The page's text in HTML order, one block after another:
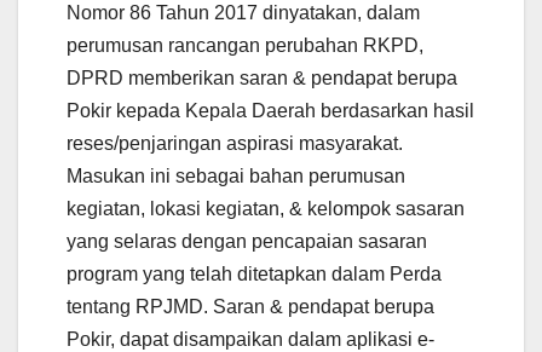
Nomor 86 Tahun 2017 dinyatakan, dalam
perumusan rancangan perubahan RKPD,
DPRD memberikan saran & pendapat berupa
Pokir kepada Kepala Daerah berdasarkan hasil
reses/penjaringan aspirasi masyarakat.
Masukan ini sebagai bahan perumusan
kegiatan, lokasi kegiatan, & kelompok sasaran
yang selaras dengan pencapaian sasaran
program yang telah ditetapkan dalam Perda
tentang RPJMD. Saran & pendapat berupa
Pokir, dapat disampaikan dalam aplikasi e-